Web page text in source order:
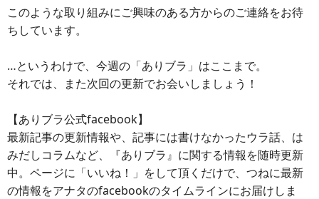
このような取り組みにご興味のある方からのご連絡をお待
ちしています。
…というわけで、今週の「ありブラ」はここまで。
それでは、また次回の更新でお会いしましょう！
【ありブラ公式facebook】
最新記事の更新情報や、記事には書けなかったウラ話、は
みだしコラムなど、『ありブラ』に関する情報を随時更新
中。ページに「いいね！」をして頂くだけで、つねに最新
の情報をアナタのfacebookのタイムラインにお届けしま